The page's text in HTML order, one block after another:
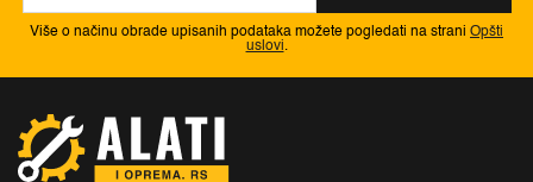
Više o načinu obrade upisanih podataka možete pogledati na strani Opšti
uslovi .